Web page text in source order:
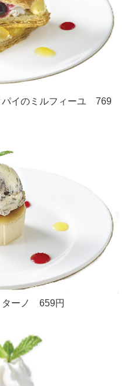
パイのミルフィーユ 769
ターノ 659円